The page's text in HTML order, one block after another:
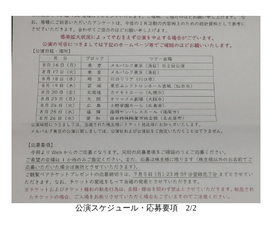
公演スケジュール・応募要項 2/2